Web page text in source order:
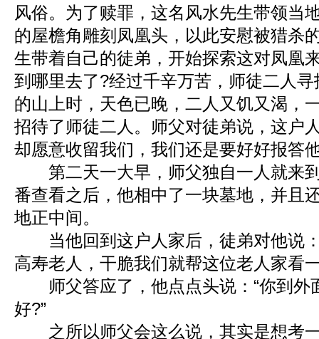
风俗。为了赎罪，这名风水先生带领当
的屋檐角雕刻凤凰头，以此安慰被猎杀
生带着自己的徒弟，开始探索这对凤凰
到哪里去了?经过千辛万苦，师徒二人
的山上时，天色已晚，二人又饥又渴，
招待了师徒二人。师父对徒弟说，这户
却愿意收留我们，我们还是要好好报答
第二天一大早，师父独自一人就来
番查看之后，他相中了一块墓地，并且
地正中间。
当他回到这户人家后，徒弟对他说：
高寿老人，干脆我们就帮这位老人家看
师父答应了，他点点头说：“你到外
好?”
之所以师父会这么说，其实是想考